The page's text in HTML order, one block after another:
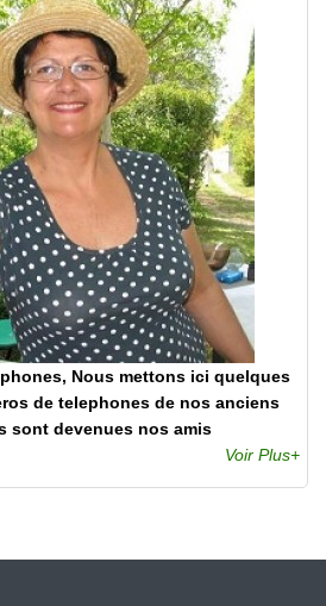
Nous mettons ici quelques
de telephones de nos anciens
sont devenues nos amis
Voir Plus+